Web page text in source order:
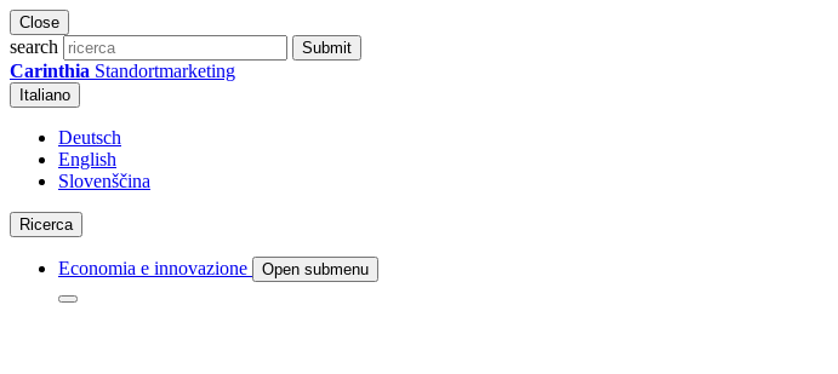
Close
search Submit
Carinthia Standortmarketing
Italiano
Deutsch
English
Slovenščina
Ricerca
Economia e innovazione Open submenu